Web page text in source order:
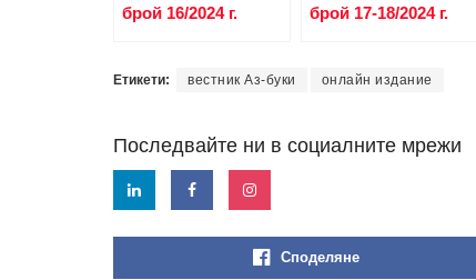
брой 16/2024 г.
брой 17-18/2024 г.
Етикети: вестник Аз-буки онлайн издание
Последвайте ни в социалните мрежи
Споделяне